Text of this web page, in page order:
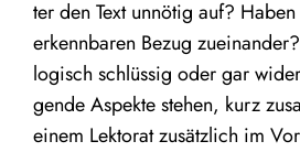
ter den Text unnö­tig auf?
erkenn­ba­ren Bezug
logisch schlüs­sig oder gar
gen­de Aspek­te ste­hen, kurz
einem Lek­to­rat zusätz­lich im